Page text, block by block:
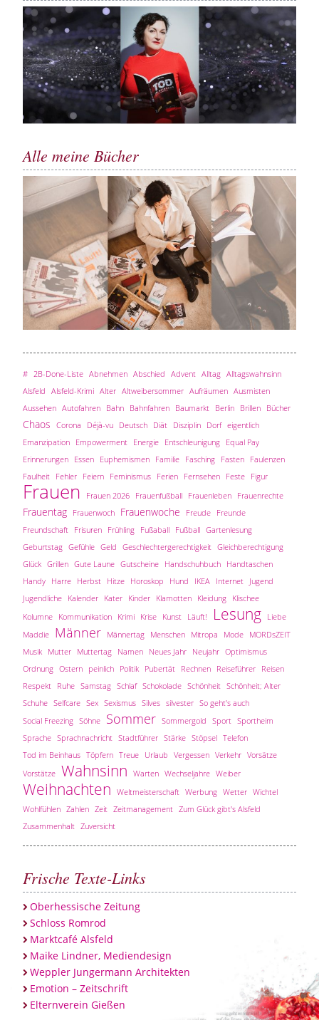
Alle meine Bücher
# 2B-Done-Liste Abnehmen Abschied Advent Alltag Alltagswahnsinn
Alsfeld Alsfeld-Krimi Alter Altweibersommer Aufräumen Ausmisten
Aussehen Autofahren Bahn Bahnfahren Baumarkt Berlin Brillen Bücher
Chaos Corona Déjà-vu Deutsch Diät Disziplin Dorf eigentlich
Emanzipation Empowerment Energie Entschleunigung Equal Pay
Erinnerungen Essen Euphemismen Familie Fasching Fasten Faulenzen
Faulheit Fehler Feiern Feminismus Ferien Fernsehen Feste Figur
Frauen Frauen 2026 Frauenfußball Frauenleben Frauenrechte
Frauentag Frauenwoch Frauenwoche Freude Freunde
Freundschaft Frisuren Frühling Fußaball Fußball Gartenlesung
Geburtstag Gefühle Geld Geschlechtergerechtigkeit Gleichberechtigung
Glück Grillen Gute Laune Gutscheine Handschuhbuch Handtaschen
Handy Harre Herbst Hitze Horoskop Hund IKEA Internet Jugend
Jugendliche Kalender Kater Kinder Klamotten Kleidung Klischee
Kolumne Kommunikation Krimi Krise Kunst Läuft! Lesung Liebe
Maddie Männer Männertag Menschen Mitropa Mode MORDsZEIT
Musik Mutter Muttertag Namen Neues Jahr Neujahr Optimismus
Ordnung Ostern peinlich Politik Pubertät Rechnen Reiseführer Reisen
Respekt Ruhe Samstag Schlaf Schokolade Schönheit Schönheit; Alter
Schuhe Selfcare Sex Sexismus Silves silvester So geht's auch
Social Freezing Söhne Sommer Sommergold Sport Sportheim
Sprache Sprachnachricht Stadtführer Stärke Stöpsel Telefon
Tod im Beinhaus Töpfern Treue Urlaub Vergessen Verkehr Vorsätze
Vorstätze Wahnsinn Warten Wechseljahre Weiber
Weihnachten Weltmeisterschaft Werbung Wetter Wichtel
Wohlfühlen Zahlen Zeit Zeitmanagement Zum Glück gibt's Alsfeld
Zusammenhalt Zuversicht
Frische Texte-Links
Oberhessische Zeitung
Schloss Romrod
Marktcafé Alsfeld
Maike Lindner, Mediendesign
Weppler Jungermann Architekten
Emotion – Zeitschrift
Elternverein Gießen